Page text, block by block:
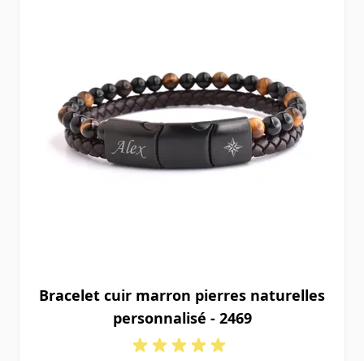
Bracelet cuir marron pierres naturelles
personnalisé - 2469